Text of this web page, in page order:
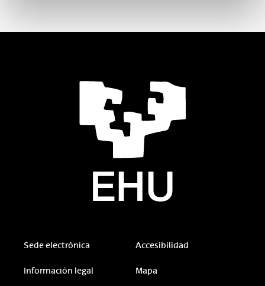
Sede electrónica Accesibilidad
Información legal Mapa